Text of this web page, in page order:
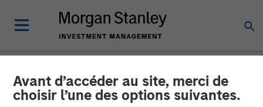
Avant d’accéder au site, merci de
choisir l’une des options suivantes.
INSIGHTS